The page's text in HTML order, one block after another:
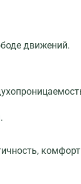
движений.